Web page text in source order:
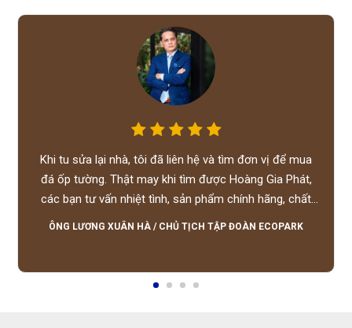
Khi tu sửa lại nhà, tôi đã liên hệ và tìm đơn vị để mua
đá ốp tường. Thật may khi tìm được Hoàng Gia Phát,
các bạn tư vấn nhiệt tình, sản phẩm chính hãng, chất
lượng tốt, giá hợp lý, hỗ trợ tận tình.
ÔNG LƯƠNG XUÂN HÀ / CHỦ TỊCH TẬP ĐOÀN ECOPARK